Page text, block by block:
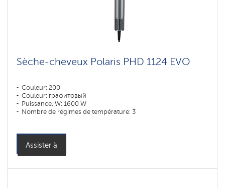
Sèche-cheveux Polaris PHD 1124 EVO
Couleur: 200
Couleur: графитовый
Puissance, W: 1600 W
Nombre de régimes de température: 3
Assister à